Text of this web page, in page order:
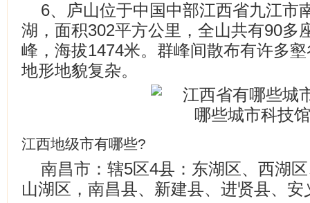
6、庐山位于中国中部江西省九江市
湖，面积302平方公里，全山共有90多
峰，海拔1474米。群峰间散布有许多
地形地貌复杂。
江西地级市有哪些?
南昌市：辖5区4县：东湖区、西湖
山湖区，南昌县、新建县、进贤县、